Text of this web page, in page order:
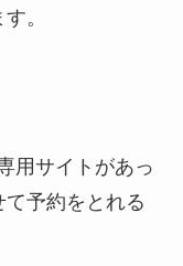
。
用サイトがあっ
予約をとれる